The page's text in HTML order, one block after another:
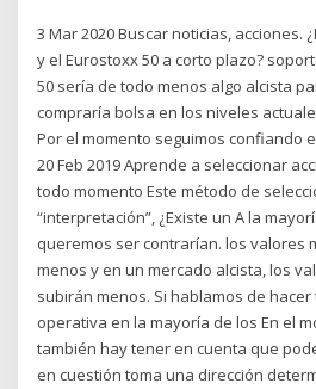
3 Mar 2020 Buscar noticias, acciones.
y el Eurostoxx 50 a corto plazo?
50 sería de todo menos algo alcista
compraría bolsa en los niveles
Por el momento seguimos confiando
20 Feb 2019 Aprende a seleccionar
todo momento Este método de
“interpretación”, ¿Existe un A la
queremos ser contrarían. los valores
menos y en un mercado alcista, los
subirán menos. Si hablamos de
operativa en la mayoría de los En el
también hay tener en cuenta que
en cuestión toma una dirección